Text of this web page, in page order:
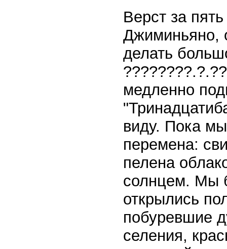
Верст за
Джиминьяно,
делать
медленно
виду. Пока
перемена:
пелена
солнцем. Мы
открылись
побуревшие
селения,